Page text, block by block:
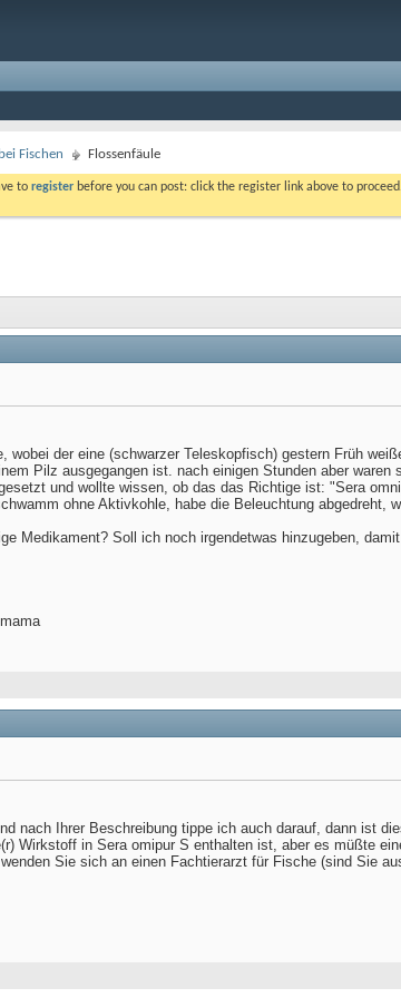
Fischen Flossenfäule
to register before you can post: click the register link above to
wobei der eine (schwarzer Teleskopfisch) gestern Früh
Pilz ausgegangen ist. nach einigen Stunden aber
und wollte wissen, ob das das Richtige ist: "Sera
ohne Aktivkohle, habe die Beleuchtung
Medikament? Soll ich noch irgendetwas hinzugeben,
nach Ihrer Beschreibung tippe ich auch darauf, dann ist
Wirkstoff in Sera omipur S enthalten ist, aber es müßte
Sie sich an einen Fachtierarzt für Fische (sind Sie